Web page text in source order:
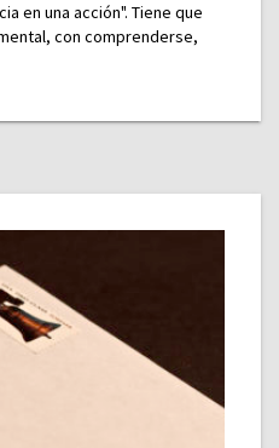
en una acción". Tiene que
con comprenderse,